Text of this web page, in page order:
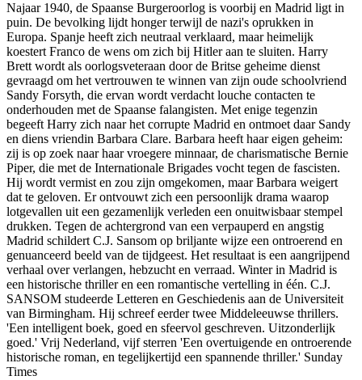
Najaar 1940, de Spaanse Burgeroorlog is voorbij en Madrid ligt in
puin. De bevolking lijdt honger terwijl de nazi's oprukken in
Europa. Spanje heeft zich neutraal verklaard, maar heimelijk
koestert Franco de wens om zich bij Hitler aan te sluiten. Harry
Brett wordt als oorlogsveteraan door de Britse geheime dienst
gevraagd om het vertrouwen te winnen van zijn oude schoolvriend
Sandy Forsyth, die ervan wordt verdacht louche contacten te
onderhouden met de Spaanse falangisten. Met enige tegenzin
begeeft Harry zich naar het corrupte Madrid en ontmoet daar Sandy
en diens vriendin Barbara Clare. Barbara heeft haar eigen geheim:
zij is op zoek naar haar vroegere minnaar, de charismatische Bernie
Piper, die met de Internationale Brigades vocht tegen de fascisten.
Hij wordt vermist en zou zijn omgekomen, maar Barbara weigert
dat te geloven. Er ontvouwt zich een persoonlijk drama waarop
lotgevallen uit een gezamenlijk verleden een onuitwisbaar stempel
drukken. Tegen de achtergrond van een verpauperd en angstig
Madrid schildert C.J. Sansom op briljante wijze een ontroerend en
genuanceerd beeld van de tijdgeest. Het resultaat is een aangrijpend
verhaal over verlangen, hebzucht en verraad. Winter in Madrid is
een historische thriller en een romantische vertelling in één. C.J.
SANSOM studeerde Letteren en Geschiedenis aan de Universiteit
van Birmingham. Hij schreef eerder twee Middeleeuwse thrillers.
'Een intelligent boek, goed en sfeervol geschreven. Uitzonderlijk
goed.' Vrij Nederland, vijf sterren 'Een overtuigende en ontroerende
historische roman, en tegelijkertijd een spannende thriller.' Sunday
Times